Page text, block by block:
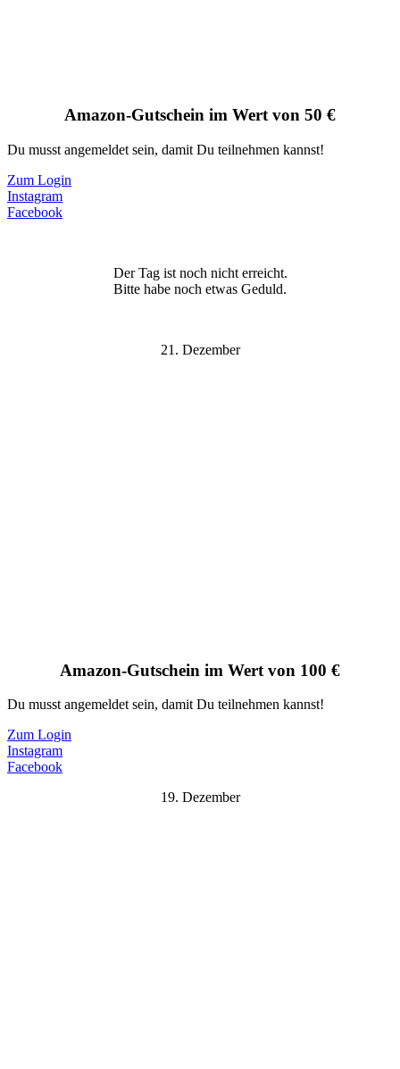
Amazon-Gutschein im Wert von 50 €
Du musst angemeldet sein, damit Du teilnehmen kannst!
Zum Login
Instagram
Facebook
Der Tag ist noch nicht erreicht.
Bitte habe noch etwas Geduld.
21. Dezember
Amazon-Gutschein im Wert von 100 €
Du musst angemeldet sein, damit Du teilnehmen kannst!
Zum Login
Instagram
Facebook
19. Dezember